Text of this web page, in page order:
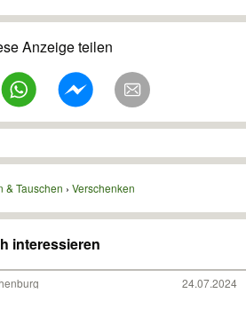
Anzeige teilen
& Tauschen Verschenken
interessieren
24.07.2024